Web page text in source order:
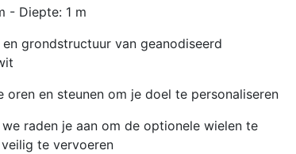
- Diepte: 1 m
grondstructuur van geanodiseerd
oren en steunen om je doel te personaliseren
raden je aan om de optionele wielen te
te vervoeren